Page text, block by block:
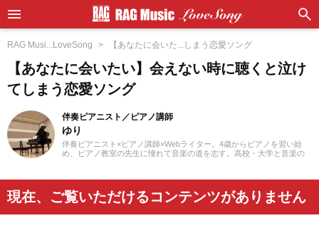
RAG Musi...LoveSong 【あなたに会いた...しまう恋愛ソング
【あなたに会いたい】会えない時に聴くと泣け
てしまう恋愛ソング
伴奏ピアニスト／ピアノ講師
ゆり
伴奏ピアニスト×ピアノ講師×Webライター。4歳からピアノを習い始
め、ピアノ教室の先生に憧れて音楽の道を志す。高校・大学と音楽の
者として活動している。レッスンを通して生徒たちから流行の曲を教
わることも多く、邦楽・洋楽・CM曲など、ジャンルを問わずなんでも
ピアノで弾いてみるのが趣味。2021年より、Webライターとしての活
現在、ご覧いただけるコンテンツがありません